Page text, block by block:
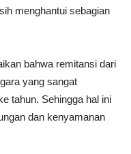
menghantui sebagian
bahwa remitansi dari
yang sangat
tahun. Sehingga hal ini
dan kenyamanan